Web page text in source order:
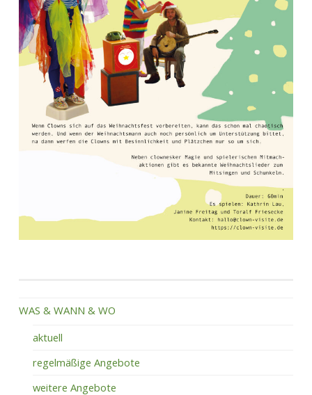
WAS & WANN & WO
aktuell
regelmäßige Angebote
weitere Angebote